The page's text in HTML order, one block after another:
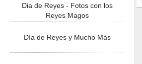
Dia de Reyes - Fotos con los
Reyes Magos
Día de Reyes y Mucho Más